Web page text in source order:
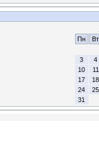
Пн
Вт
3
4
10
11
17
18
24
25
31